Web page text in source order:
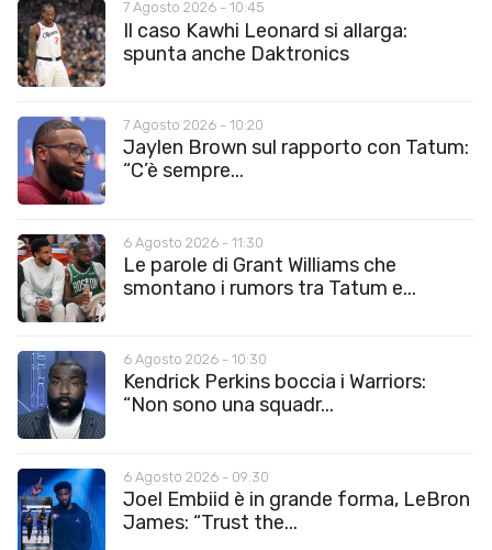
7 Agosto 2026 - 10:45
Il caso Kawhi Leonard si allarga:
spunta anche Daktronics
7 Agosto 2026 - 10:20
Jaylen Brown sul rapporto con Tatum:
“C’è sempre...
6 Agosto 2026 - 11:30
Le parole di Grant Williams che
smontano i rumors tra Tatum e...
6 Agosto 2026 - 10:30
Kendrick Perkins boccia i Warriors:
“Non sono una squadr...
6 Agosto 2026 - 09:30
Joel Embiid è in grande forma, LeBron
James: “Trust the...